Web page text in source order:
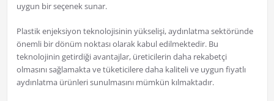
uygun bir seçenek sunar.
Plastik enjeksiyon teknolojisinin yükselişi, aydınlatma sektöründe
önemli bir dönüm noktası olarak kabul edilmektedir. Bu
teknolojinin getirdiği avantajlar, üreticilerin daha rekabetçi
olmasını sağlamakta ve tüketicilere daha kaliteli ve uygun fiyatlı
aydınlatma ürünleri sunulmasını mümkün kılmaktadır.